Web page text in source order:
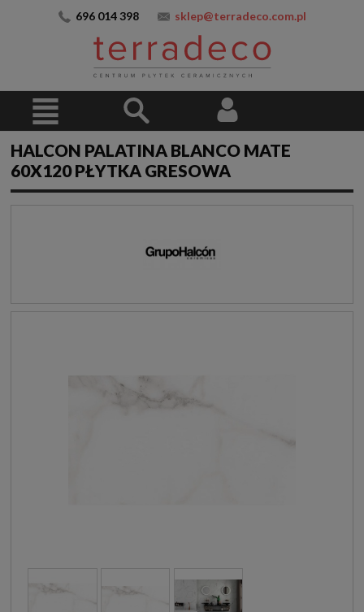
696 014 398 sklep@terradeco.com.pl
HALCON PALATINA BLANCO MATE
60X120 PŁYTKA GRESOWA